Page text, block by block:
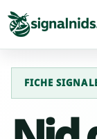
FICHE